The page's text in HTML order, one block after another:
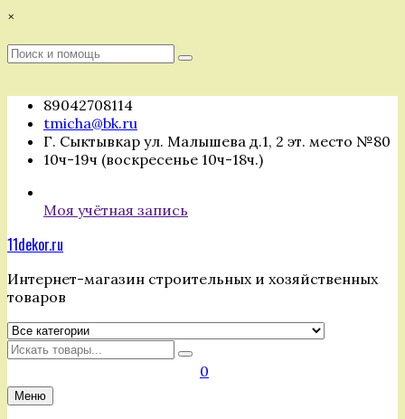
Перейти
содержимому
×
Поиск
Поиск
89042708114
tmicha@bk.ru
Г. Сыктывкар ул. Малышева д.1, 2 эт. место №80
10ч-19ч (воскресенье 10ч-18ч.)
Моя учётная запись
11dekor.ru
Интернет-магазин строительных и хозяйственных
товаров
Искать
0
Меню